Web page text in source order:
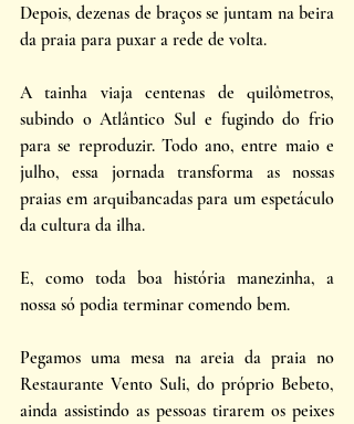
Depois, dezenas de braços se juntam na beira
da praia para puxar a rede de volta.
A tainha viaja centenas de quilômetros,
subindo o Atlântico Sul e fugindo do frio
para se reproduzir. Todo ano, entre maio e
julho, essa jornada transforma as nossas
praias em arquibancadas para um espetáculo
da cultura da ilha.
E, como toda boa história manezinha, a
nossa só podia terminar comendo bem.
Pegamos uma mesa na areia da praia no
Restaurante Vento Suli, do próprio Bebeto,
ainda assistindo as pessoas tirarem os peixes